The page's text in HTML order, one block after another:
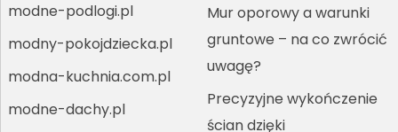
modne-podlogi.pl
modny-pokojdziecka.pl
modna-kuchnia.com.pl
modne-dachy.pl
Mur oporowy a warunki
gruntowe – na co zwrócić
uwagę?
Precyzyjne wykończenie
ścian dzięki